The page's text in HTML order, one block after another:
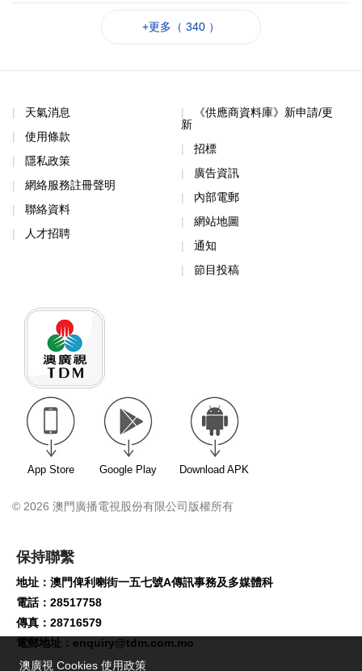
+更多（ 340 ）
天氣消息
使用條款
隱私政策
網絡服務註冊聲明
聯絡資料
人才招聘
《供應商資料庫》新申請/更
新
招標
廣告資訊
內部電郵
網站地圖
通知
節目投稿
App Store Google Play Download APK
© 2026 澳門廣播電視股份有限公司版權所有
保持聯繫
地址：澳門俾利喇街一五七號A傳訊事務及多媒體科
電話：28517758
傳真：28716579
電郵地址： enquiry@tdm.com.mo
澳廣視 Cookies 使用政策